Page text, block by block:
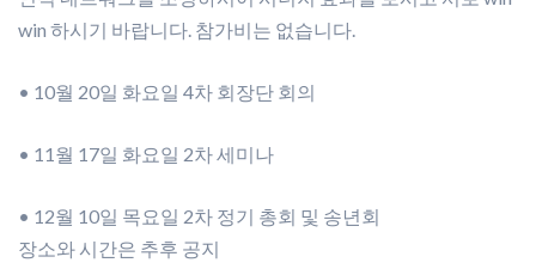
win 하시기 바랍니다. 참가비는 없습니다.
• 10월 20일 화요일 4차 회장단 회의
• 11월 17일 화요일 2차 세미나
• 12월 10일 목요일 2차 정기 총회 및 송년회
장소와 시간은 추후 공지